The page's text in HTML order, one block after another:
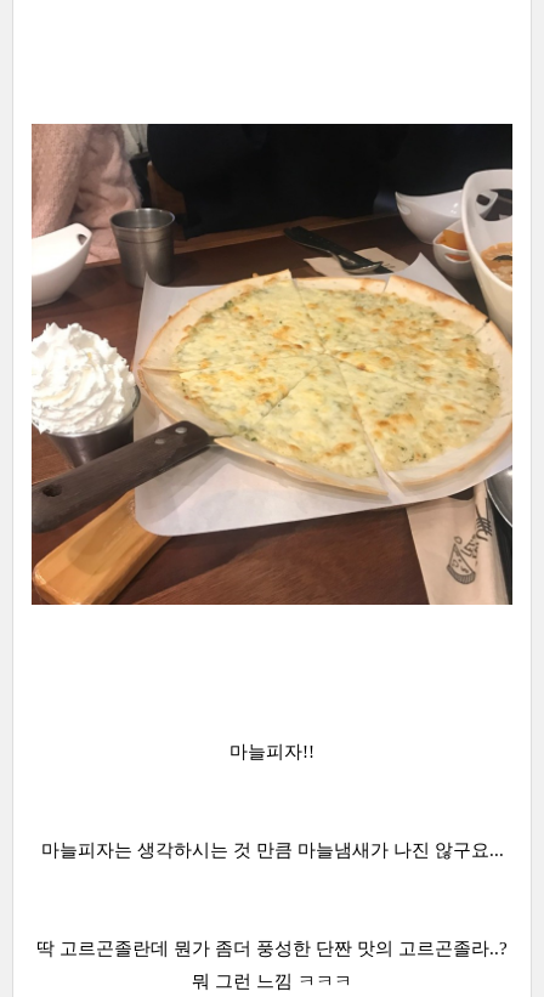
마늘피자!!
마늘피자는 생각하시는 것 만큼 마늘냄새가 나진 않구요...
딱 고르곤졸란데 뭔가 좀더 풍성한 단짠 맛의 고르곤졸라..?
뭐 그런 느낌 ㅋㅋㅋ